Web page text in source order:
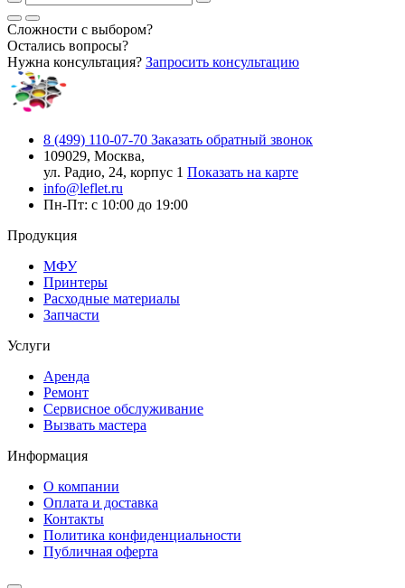
Сложности с выбором?
Остались вопросы?
Нужна консультация? Запросить консультацию
8 (499) 110-07-70 Заказать обратный звонок
109029, Москва,
ул. Радио, 24, корпус 1 Показать на карте
info@leflet.ru
Пн-Пт: с 10:00 до 19:00
Продукция
МФУ
Принтеры
Расходные материалы
Запчасти
Услуги
Аренда
Ремонт
Сервисное обслуживание
Вызвать мастера
Информация
О компании
Оплата и доставка
Контакты
Политика конфиденциальности
Публичная оферта